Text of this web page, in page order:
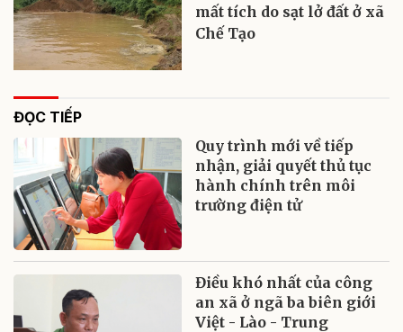
mất tích do sạt lở đất ở xã
Chế Tạo
ĐỌC TIẾP
Quy trình mới về tiếp
nhận, giải quyết thủ tục
hành chính trên môi
trường điện tử
Điều khó nhất của công
an xã ở ngã ba biên giới
Việt - Lào - Trung